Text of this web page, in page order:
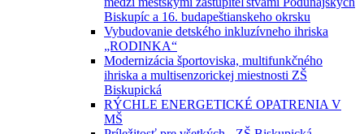
Biskupíc a 16. budapeštianskeho okrsku
Vybudovanie detského inkluzívneho ihriska
„RODINKA“
Modernizácia športoviska, multifunkčného
ihriska a multisenzorickej miestnosti ZŠ
Biskupická
RÝCHLE ENERGETICKÉ OPATRENIA V
MŠ